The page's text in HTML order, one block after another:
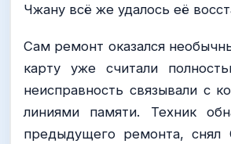
Чжану всё же удалось её
Сам ремонт оказался
карту уже считали
неисправность связывали с
линиями памяти. Техник
предыдущего ремонта, снял